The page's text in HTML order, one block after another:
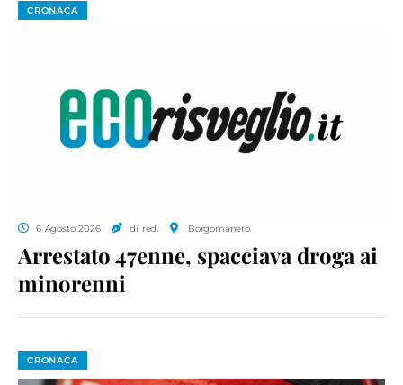
CRONACA
6 Agosto 2026 di red. Borgomanero
Arrestato 47enne, spacciava droga ai
minorenni
CRONACA